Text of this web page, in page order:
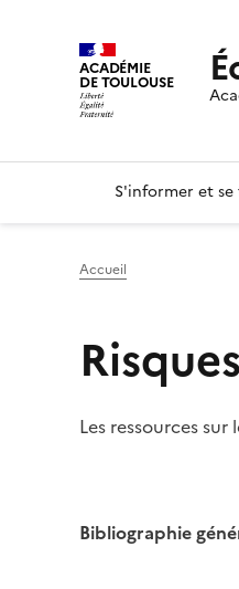
ACADÉMIE
DE TOULOUSE
S'informer et
Accueil
Les ressources
Bibliographie